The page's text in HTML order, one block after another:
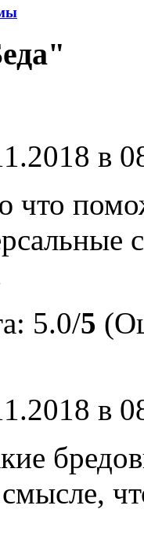
в
что
5.0/5
в